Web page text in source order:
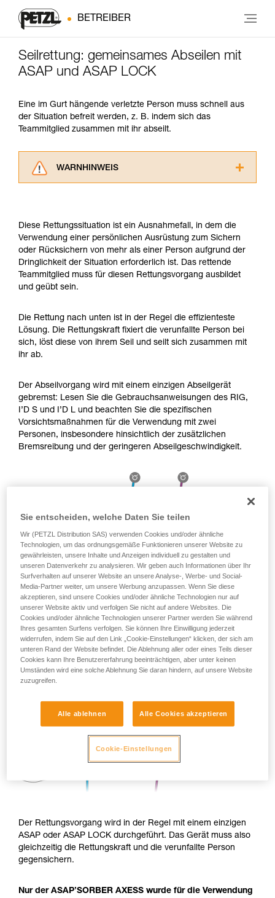
BETREIBER
Seilrettung: gemeinsames Abseilen mit
ASAP und ASAP LOCK
Eine im Gurt hängende verletzte Person muss schnell aus
der Situation befreit werden, z. B. indem sich das
Teammitglied zusammen mit ihr abseilt.
WARNHINWEIS
ziehen. Um diese Zusatzinformationen
verstehen zu können, müssen Sie zuerst die in
der Gebrauchsanweisung enthaltenen
Informationen richtig verstanden haben.
Die Beherrschung dieser Techniken setzt eine
entsprechende Ausbildung und ein spezielles
einem Profi, ob Sie in der Lage sind, den
Vorgang alleine sicher zu wiederholen, bevor
Sie ihn eigenständig durchführen.
beschrieben werden.
Diese Rettungssituation ist ein Ausnahmefall, in dem die
Verwendung einer persönlichen Ausrüstung zum Sichern
oder Rücksichern von mehr als einer Person aufgrund der
Dringlichkeit der Situation erforderlich ist. Das rettende
Teammitglied muss für diesen Rettungsvorgang ausbildet
und geübt sein.
Die Rettung nach unten ist in der Regel die effizienteste
Lösung. Die Rettungskraft fixiert die verunfallte Person bei
sich, löst diese von ihrem Seil und seilt sich zusammen mit
ihr ab.
Der Abseilvorgang wird mit einem einzigen Abseilgerät
gebremst: Lesen Sie die Gebrauchsanweisungen des RIG,
I’D S und I’D L und beachten Sie die spezifischen
Vorsichtsmaßnahmen für die Verwendung mit zwei
Personen, insbesondere hinsichtlich der zusätzlichen
Bremsreibung und der geringeren Abseilgeschwindigkeit.
Der Rettungsvorgang wird in der Regel mit einem einzigen
ASAP oder ASAP LOCK durchgeführt. Das Gerät muss also
gleichzeitig die Rettungskraft und die verunfallte Person
gegensichern.
Nur der ASAP’SORBER AXESS wurde für die Verwendung
Sie entscheiden, welche Daten Sie teilen
Wir (PETZL Distribution SAS) verwenden Cookies und/oder ähnliche
Technologien, um das ordnungsgemäße Funktionieren unserer Website zu
gewährleisten, unsere Inhalte und Anzeigen individuell zu gestalten und
unseren Datenverkehr zu analysieren. Wir geben auch Informationen über Ihr
Surfverhalten auf unserer Website an unsere Analyse-, Werbe- und Social-
Media-Partner weiter, um unsere Werbung anzupassen. Wenn Sie diese
akzeptieren, sind unsere Cookies und/oder ähnliche Technologien nur auf
unserer Website aktiv und verfolgen Sie nicht auf andere Websites. Die
Cookies und/oder ähnliche Technologien unserer Partner werden Sie während
Ihres gesamten Surfens verfolgen. Sie können Ihre Einwilligung jederzeit
widerrufen, indem Sie auf den Link „Cookie-Einstellungen“ klicken, der sich am
unteren Rand der Website befindet. Die Ablehnung aller oder eines Teils dieser
Cookies kann Ihre Benutzererfahrung beeinträchtigen, aber unter keinen
Umständen wird eine solche Ablehnung Sie daran hindern, auf unsere Website
zuzugreifen.
Alle ablehnen Alle Cookies akzeptieren
Cookie-Einstellungen